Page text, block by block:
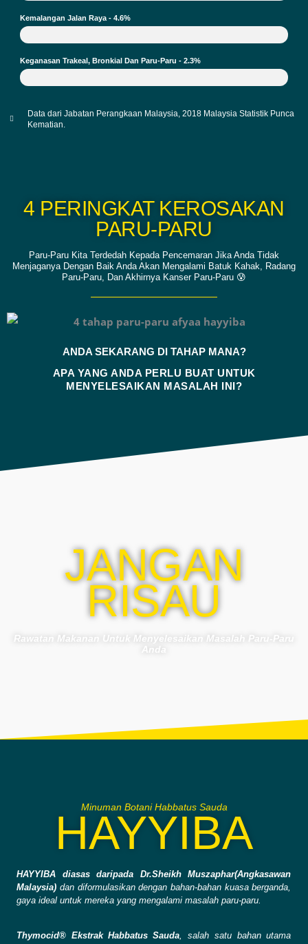
Kemalangan Jalan Raya - 4.6%
Keganasan Trakeal, Bronkial Dan Paru-Paru - 2.3%
Data dari Jabatan Perangkaan Malaysia, 2018 Malaysia Statistik Punca
Kematian.
4 PERINGKAT KEROSAKAN
PARU-PARU
Paru-Paru Kita Terdedah Kepada Pencemaran Jika Anda Tidak
Menjaganya Dengan Baik Anda Akan Mengalami Batuk Kahak, Radang
Paru-Paru, Dan Akhirnya Kanser Paru-Paru 😰
ANDA SEKARANG DI TAHAP MANA?
APA YANG ANDA PERLU BUAT UNTUK
MENYELESAIKAN MASALAH INI?
JANGAN
RISAU
Rawatan Makanan Untuk Menyelesaikan Masalah Paru-Paru
Anda
Minuman Botani Habbatus Sauda
HAYYIBA
HAYYIBA diasas daripada Dr.Sheikh Muszaphar(Angkasawan
Malaysia) dan diformulasikan dengan bahan-bahan kuasa berganda,
gaya ideal untuk mereka yang mengalami masalah paru-paru.
Thymocid® Ekstrak Habbatus Sauda , salah satu bahan utama